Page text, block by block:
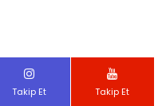
Takip Et Takip Et